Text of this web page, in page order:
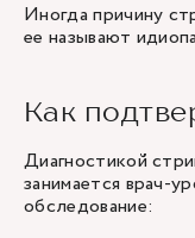
Иногда причину
ее называют
Как
Диагностикой
занимается врач-
обследование: